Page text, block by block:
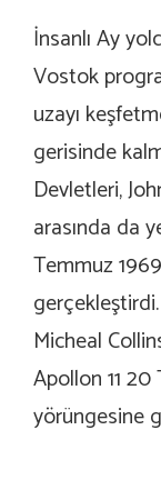
İnsanlı Ay
Vostok
uzayı
gerisinde
Devletleri,
arasında da
Temmuz
Micheal
Apollon 11
yörüngesine